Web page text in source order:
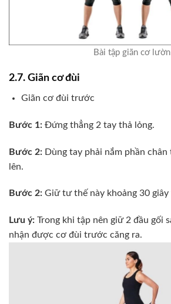
Bài tập giãn cơ lườn
2.7. Giãn cơ đùi
Giãn cơ đùi trước
Bước 1: Đứng thẳng 2 tay thả lỏng.
Bước 2: Dùng tay phải nắm phần
lên.
Bước 2: Giữ tư thế này khoảng 30 giây
Lưu ý: Trong khi tập nên giữ 2 đầu gối
nhận được cơ đùi trước căng ra.